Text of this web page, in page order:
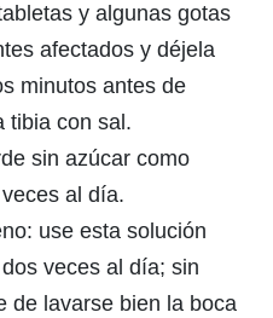
y algunas gotas
afectados y déjela
minutos antes de
tibia con sal.
sin azúcar como
al día.
use esta solución
veces al día; sin
de lavarse bien la boca